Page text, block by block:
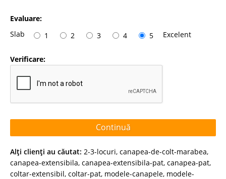
Evaluare:
Slab
1 2 3 4 5 Excelent
Verificare:
Continuă
Alţi clienţi au căutat: 2-3-locuri, canapea-de-colt-marabea,
canapea-extensibila, canapea-extensibila-pat, canapea-pat,
coltar-extensibil, coltar-pat, modele-canapele, modele-